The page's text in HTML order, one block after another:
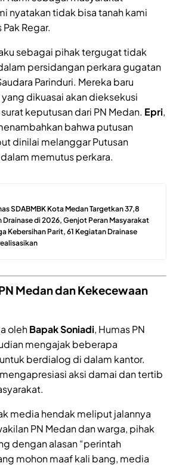
nyatakan tidak bisa tanah kami
Regar.
sebagai pihak tergugat tidak
persidangan perkara gugatan
Parinduri. Mereka baru
dikuasai akan dieksekusi
keputusan dari PN Medan. Epri,
bahwa putusan
dinilai melanggar Putusan
memutus perkara.
SDABMBK Kota Medan Targetkan 37,8
Drainase di 2026, Genjot Peran Masyarakat
Kebersihan Parit, 61 Kegiatan Drainase
Medan dan Kekecewaan
olehBapak Soniadi, Humas PN
mengajak beberapa
berdialog di dalam kantor.
aksi damai dan tertib
media hendak meliput jalannya
PN Medan dan warga, pihak
dengan alasan “perintah
mohon maaf kali bang, media